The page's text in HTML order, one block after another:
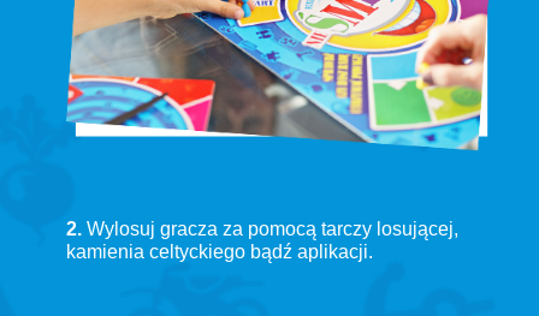
2. Wylosuj gracza za pomocą tarczy losującej,
kamienia celtyckiego bądź aplikacji.